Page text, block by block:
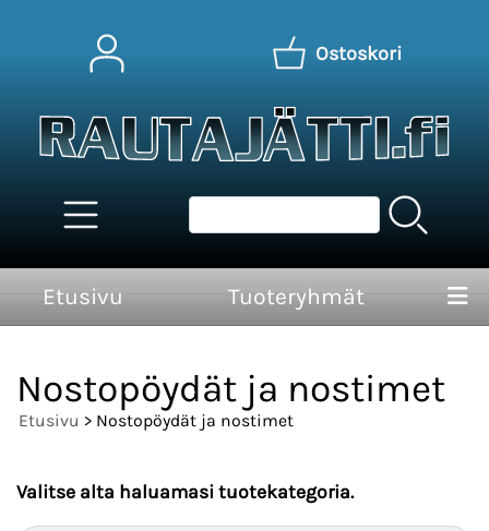
Ostoskori
Etusivu Tuoteryhmät
Nostopöydät ja nostimet
Etusivu > Nostopöydät ja nostimet
Valitse alta haluamasi tuotekategoria.